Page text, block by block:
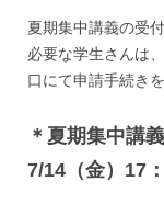
夏期集中講義の受
必要な学生さんは
口にて申請手続き
＊夏期集中講
7/14（金）17